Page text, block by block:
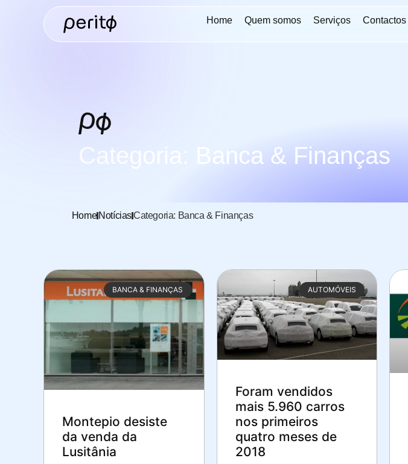
Home Quem somos Serviços Contactos
Categoria: Banca & Finanças
Home NotíciasCategoria: Banca & Finanças
BANCA & FINANÇAS
Montepio desiste
da venda da
Lusitânia
AUTOMÓVEIS
Foram vendidos
mais 5.960 carros
nos primeiros
quatro meses de
2018